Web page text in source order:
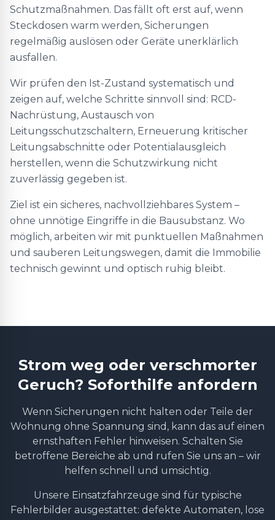
Schutzmaßnahmen. Das fällt oft erst auf, wenn
Steckdosen warm werden, Sicherungen
regelmäßig auslösen oder Geräte unerklärlich
ausfallen.
Wir prüfen den Ist-Zustand systematisch und
zeigen auf, welche Schritte sinnvoll sind: RCD-
Nachrüstung, Austausch von
Leitungsschutzschaltern, Erneuerung kritischer
Leitungsabschnitte oder Potentialausgleich
herstellen, wenn die Schutzwirkung nicht
zuverlässig gegeben ist.
Ziel ist ein sicheres, nachvollziehbares System –
ohne unnötige Eingriffe in die Bausubstanz. Wo
möglich, arbeiten wir mit punktuellen Maßnahmen
und sauberen Leitungswegen, damit die Immobilie
technisch gewinnt und optisch ruhig bleibt.
Strom weg oder verschmorter
Geruch? Soforthilfe anfordern
Wenn Sicherungen nicht halten oder Teile der
Wohnung ohne Spannung sind, kann das auf einen
ernsthaften Fehler hinweisen. Schalten Sie
betroffene Bereiche ab und rufen Sie uns an – wir
helfen schnell und umsichtig.
Unsere Einsatzfahrzeuge sind für typische
Fehlerbilder ausgestattet: defekte Automaten, lose